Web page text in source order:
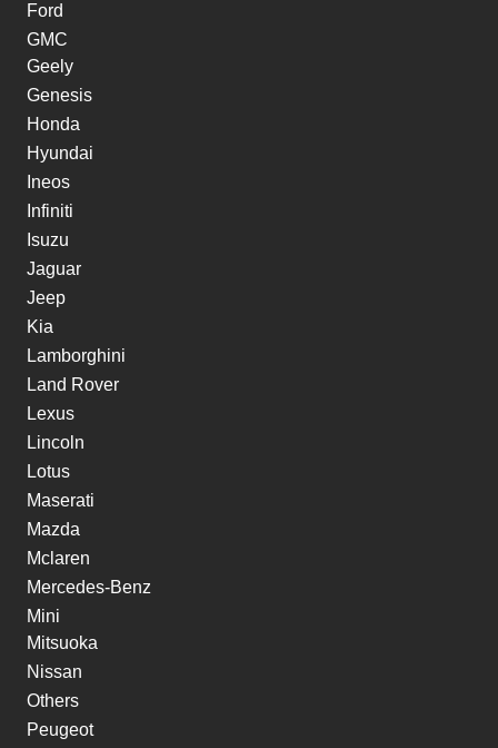
Ford
GMC
Geely
Genesis
Honda
Hyundai
Ineos
Infiniti
Isuzu
Jaguar
Jeep
Kia
Lamborghini
Land Rover
Lexus
Lincoln
Lotus
Maserati
Mazda
Mclaren
Mercedes-Benz
Mini
Mitsuoka
Nissan
Others
Peugeot